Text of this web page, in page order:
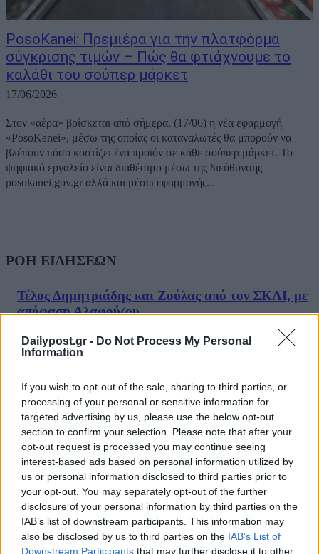
Dailypost.gr - Do Not Process My Personal
Information
If you wish to opt-out of the sale, sharing to third parties, or
processing of your personal or sensitive information for
targeted advertising by us, please use the below opt-out
section to confirm your selection. Please note that after your
opt-out request is processed you may continue seeing
interest-based ads based on personal information utilized by
us or personal information disclosed to third parties prior to
your opt-out. You may separately opt-out of the further
disclosure of your personal information by third parties on the
IAB’s list of downstream participants. This information may
also be disclosed by us to third parties on the IAB’s List of
Downstream Participants that may further disclose it to other
PosoKanei: Πρεμιέρα για την πλατφόρμα
σύγκρισης τιμών – Πώς θα φτιάχνουμε το
καλάθι του σούπερ μάρκετ
17/06/2026
Στον «αέρα» βρίσκεται από σήμερα, (17/06) η νέα εφαρμογή
«PosoKanei», μέσω της οποίας οι καταναλωτές θα μπορούν να
βλέπουν πόσο κοστίζει ένα προϊόν σε κάθε σούπερ μάρκετ. Το
ψηφιακό εργαλείο είναι διαθέσιμο μέσω της διεύθυνσης
posokanei.gov.gr αλλά και μέσω εφαρμογής...
ΡΟΗ ΕΙΔΗΣΕΩΝ
Τέλος Δημητριάδης και Ζούλας από τον ΣΚΑΙ, με
απόφαση Αλαφούζου
ΕΛΣΤΑΤ: Στο 3,4% υποχώρησε ο πληθωρισμός τον
Έκθεση του ΟΟΣΑ για την ελληνική οικονομία:
τελευταία θέση το εισόδημα των νοικοκυριών
07/08/2026
Υπόθεση Predator: Παραμένει στο αρχείο –
Απορρίφθηκαν τα αιτήματα Σαμαρά και Σπίρτζη
07/08/2026
«Γιατί οι Τούρκοι συρρέουν στα ελληνικά νησιά;»:
τιμές και το φιλόξενο κλίμα